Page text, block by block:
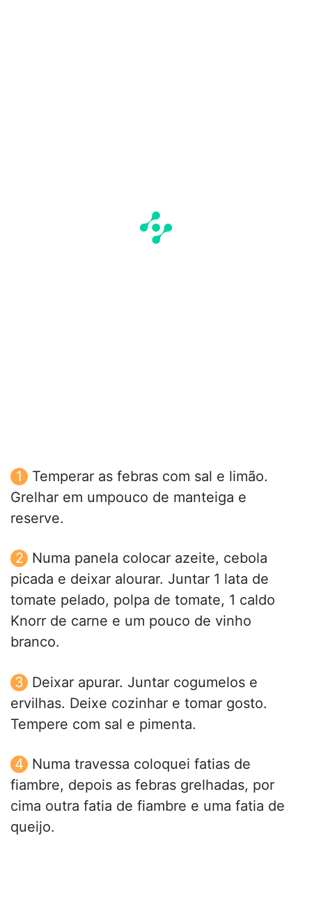
Temperar as febras com sal e limão.
Grelhar em umpouco de manteiga e
reserve.
Numa panela colocar azeite, cebola
picada e deixar alourar. Juntar 1 lata de
tomate pelado, polpa de tomate, 1 caldo
Knorr de carne e um pouco de vinho
branco.
Deixar apurar. Juntar cogumelos e
ervilhas. Deixe cozinhar e tomar gosto.
Tempere com sal e pimenta.
Numa travessa coloquei fatias de
fiambre, depois as febras grelhadas, por
cima outra fatia de fiambre e uma fatia de
queijo.